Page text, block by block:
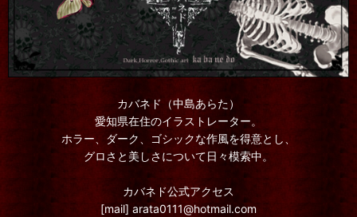
カバネド（中島あらた）
愛知県在住のイラストレーター。
ホラー、ダーク、ゴシックな作風を得意とし、
グロさと美しさについて日々模索中。
カバネド公式アクセス
[mail] arata0111@hotmail.com